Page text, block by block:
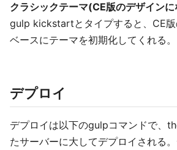
クラシックテーマ(CE版のデザインに
gulp kickstartとタイプすると、CE
ベースにテーマを初期化してくれる。
デプロイ
デプロイは以下のgulpコマンドで、
たサーバーに大してデプロイされる